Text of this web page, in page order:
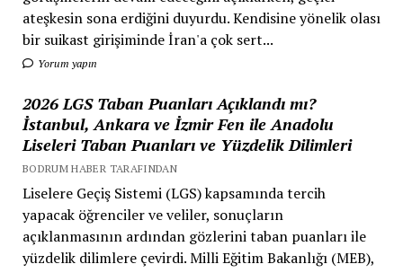
ateşkesin sona erdiğini duyurdu. Kendisine yönelik olası
bir suikast girişiminde İran'a çok sert...
Yorum yapın
2026 LGS Taban Puanları Açıklandı mı?
İstanbul, Ankara ve İzmir Fen ile Anadolu
Liseleri Taban Puanları ve Yüzdelik Dilimleri
BODRUM HABER TARAFINDAN
Liselere Geçiş Sistemi (LGS) kapsamında tercih
yapacak öğrenciler ve veliler, sonuçların
açıklanmasının ardından gözlerini taban puanları ile
yüzdelik dilimlere çevirdi. Milli Eğitim Bakanlığı (MEB),